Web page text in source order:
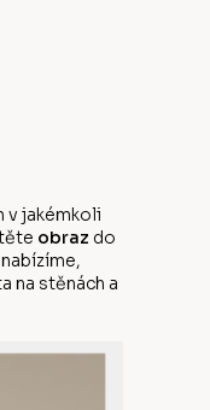
v jakémkoli
obraz do
na stěnách a